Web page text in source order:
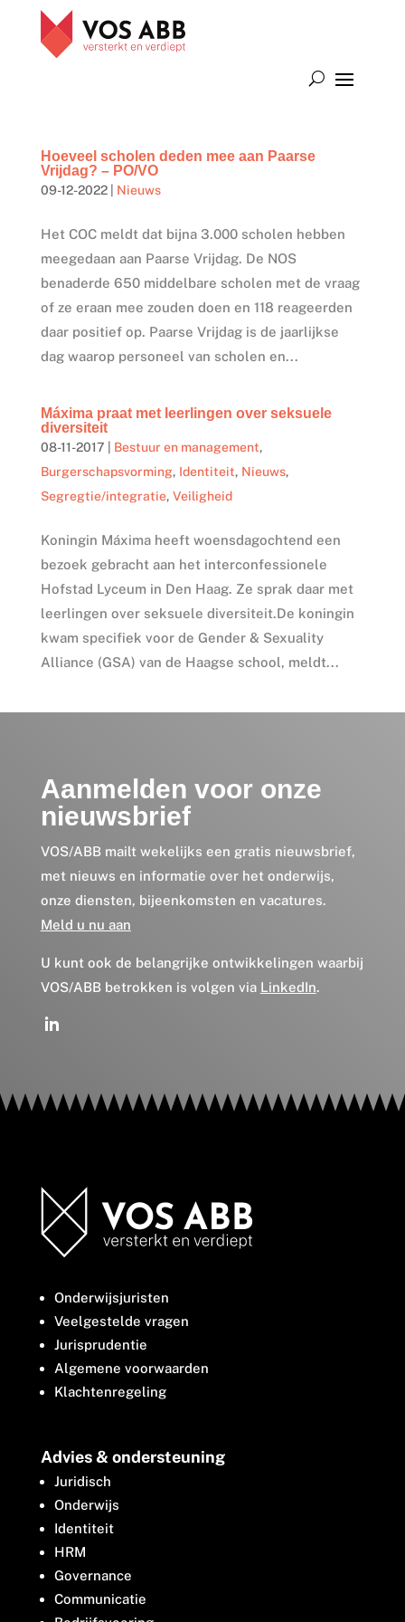
Hoeveel scholen deden mee aan Paarse
Vrijdag? – PO/VO
09-12-2022| Nieuws
Het COC meldt dat bijna 3.000 scholen hebben
meegedaan aan Paarse Vrijdag. De NOS
benaderde 650 middelbare scholen met de vraag
of ze eraan mee zouden doen en 118 reageerden
daar positief op. Paarse Vrijdag is de jaarlijkse
dag waarop personeel van scholen en...
Máxima praat met leerlingen over seksuele
diversiteit
08-11-2017 Bestuur en management,
Burgerschapsvorming, Identiteit, Nieuws,
Segregtie/integratie, Veiligheid
Koningin Máxima heeft woensdagochtend een
bezoek gebracht aan het interconfessionele
Hofstad Lyceum in Den Haag. Ze sprak daar met
leerlingen over seksuele diversiteit.De koningin
kwam specifiek voor de Gender & Sexuality
Alliance (GSA) van de Haagse school, meldt...
Aanmelden voor onze
nieuwsbrief
VOS/ABB mailt wekelijks een gratis nieuwsbrief,
met nieuws en informatie over het onderwijs,
onze diensten, bijeenkomsten en vacatures.
Meld u nu aan
U kunt ook de belangrijke ontwikkelingen waarbij
VOS/ABB betrokken is volgen via LinkedIn.
Onderwijsjuristen
Veelgestelde vragen
Jurisprudentie
Algemene voorwaarden
Klachtenregeling
Advies & ondersteuning
Juridisch
Onderwijs
Identiteit
HRM
Governance
Communicatie